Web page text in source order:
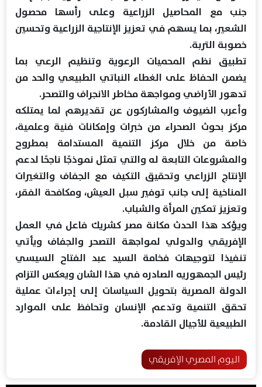
جنب مع المحاصيل الزراعية وعلى رأسها محصول
الشعير، بما يسهم في تعزيز الإنتاجية الزراعية وتحسين
خصوبة التربة.
تطبيق نظم المحميات الرعوية وتنظيم الرعي بما
يضمن الحفاظ على الغطاء النباتي الطبيعي والحد من
تدهور الأراضي ومواجهة مخاطر الانجراف والتصحر.
وأعرب الضيوف والمشاركون عن تقديرهم لما يمتلكه
مركز بحوث الصحراء من خبرات وإمكانات فنية وعلمية،
خاصة من خلال مركز التنمية المستدامة بمطروح
والمشروعات التابعة له والتي تمثل نموذجًا ناجحًا لدعم
الإنتاج الزراعي وتحقيق التكيف مع الجفاف والتغيرات
المناخية إلى جانب توفير سبل العيش، ومكافحة الفقر،
وتعزيز تمكين المرأة والشباب.
ويؤكد هذا الحدث مكانة مصر كشريك فاعل في العمل
الإفريقي والدولي لمواجهة التصحر والجفاف ويأتي
تنفيذا لتوجيهات فخامة السيد عبد الفتاح السيسي
رئيس الجمهوريه الصادره في هذا الشان ويعكس التزام
الدولة المصرية بتحويل السياسات إلى إجراءات عملية
تحقق التنمية وتدعم الإنسان وتحافظ على الموارد
الطبيعية للأجيال القادمة.
اليوم المصري الإفريقي